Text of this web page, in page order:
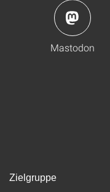
Mastodon
Zielgruppe